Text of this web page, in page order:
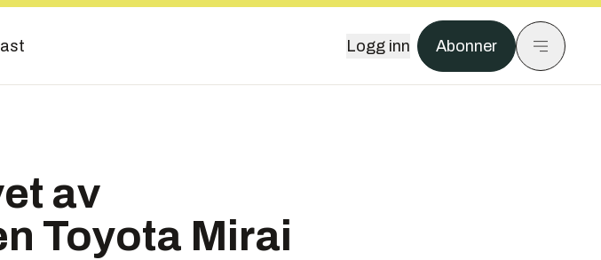
Logg inn Abonner
av
Toyota Mirai